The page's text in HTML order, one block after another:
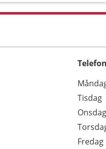
Dag
Tisdag
Onsdag
Fredag